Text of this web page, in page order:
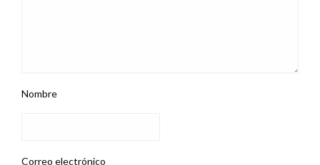
Nombre
Correo electrónico